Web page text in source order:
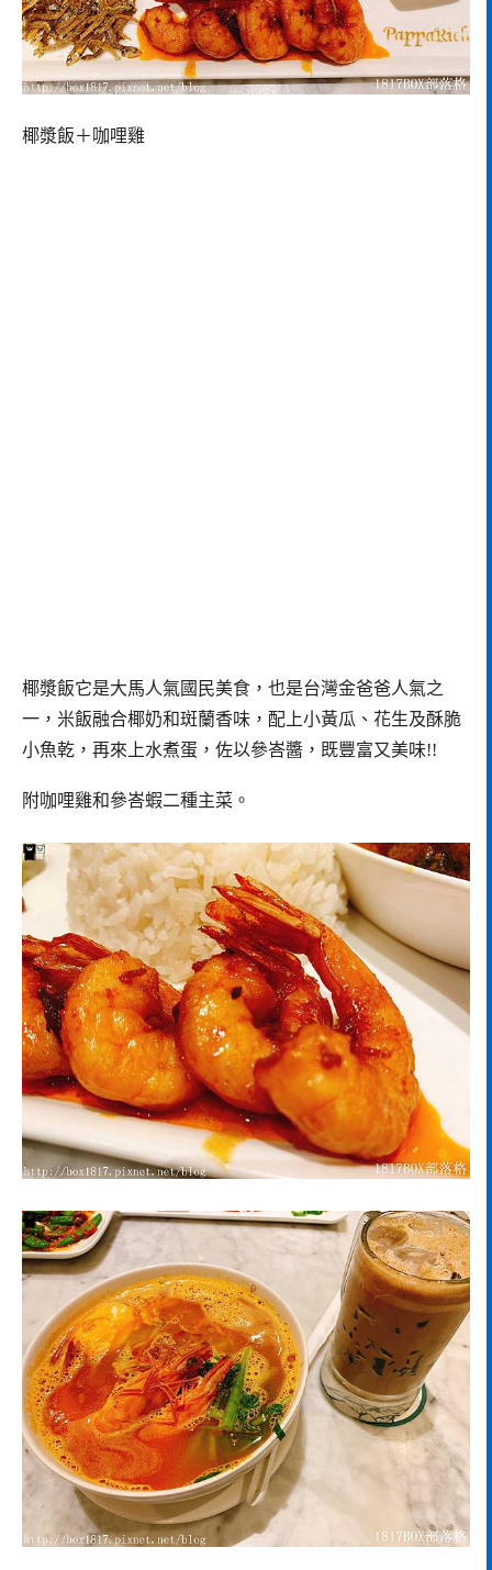
椰漿飯＋咖哩雞
椰漿飯它是大馬人氣國民美食，也是台灣金爸爸人氣之
一，米飯融合椰奶和斑蘭香味，配上小黃瓜、花生及酥脆
小魚乾，再來上水煮蛋，佐以參峇醬，既豐富又美味!!
附咖哩雞和參峇蝦二種主菜。